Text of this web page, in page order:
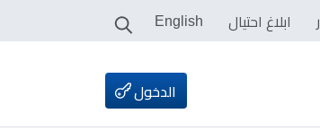
ابلاغ احتيال English
الدخول